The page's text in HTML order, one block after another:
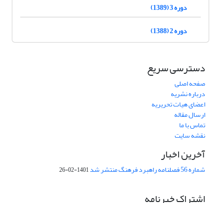
دوره 3 (1389)
دوره 2 (1388)
دسترسی سریع
صفحه اصلی
درباره نشریه
اعضای هیات تحریریه
ارسال مقاله
تماس با ما
نقشه سایت
آخرین اخبار
شماره 56 فصلنامه راهبرد فرهنگ منتشر شد 1401-02-26
اشتراک خبرنامه